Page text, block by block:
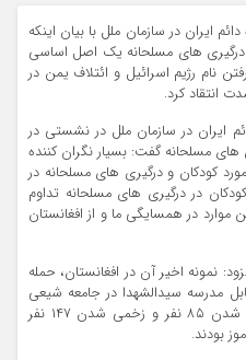
ایران در سازمان ملل با بیان اینکه
درگیری های مسلحانه یک اصل اساسی
نام رژیم اسرائیل و ائتلاف یمن در
انتقاد کرد.
ایران در سازمان ملل در نشستی در
مسلحانه گفت: بسیار نگران کننده
کودکان و درگیری های مسلحانه در
کودکان در درگیری های مسلحانه تداوم
موارد در همسایگی ما و از افغانستان
نمونه اخیر آن در افغانستان، حمله
ناجوانمردانه ۸ می ۲۰۲۱ مقابل مدرسه سیدالشهدا در جامعه شیعی
هزاره در کابل است که منجر به کشته شدن ۸۵ نفر و زخمی شدن ۱۴۷ نفر
بودند.